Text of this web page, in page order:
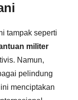
tampak seperti
militer
Namun,
pelindung
menciptakan